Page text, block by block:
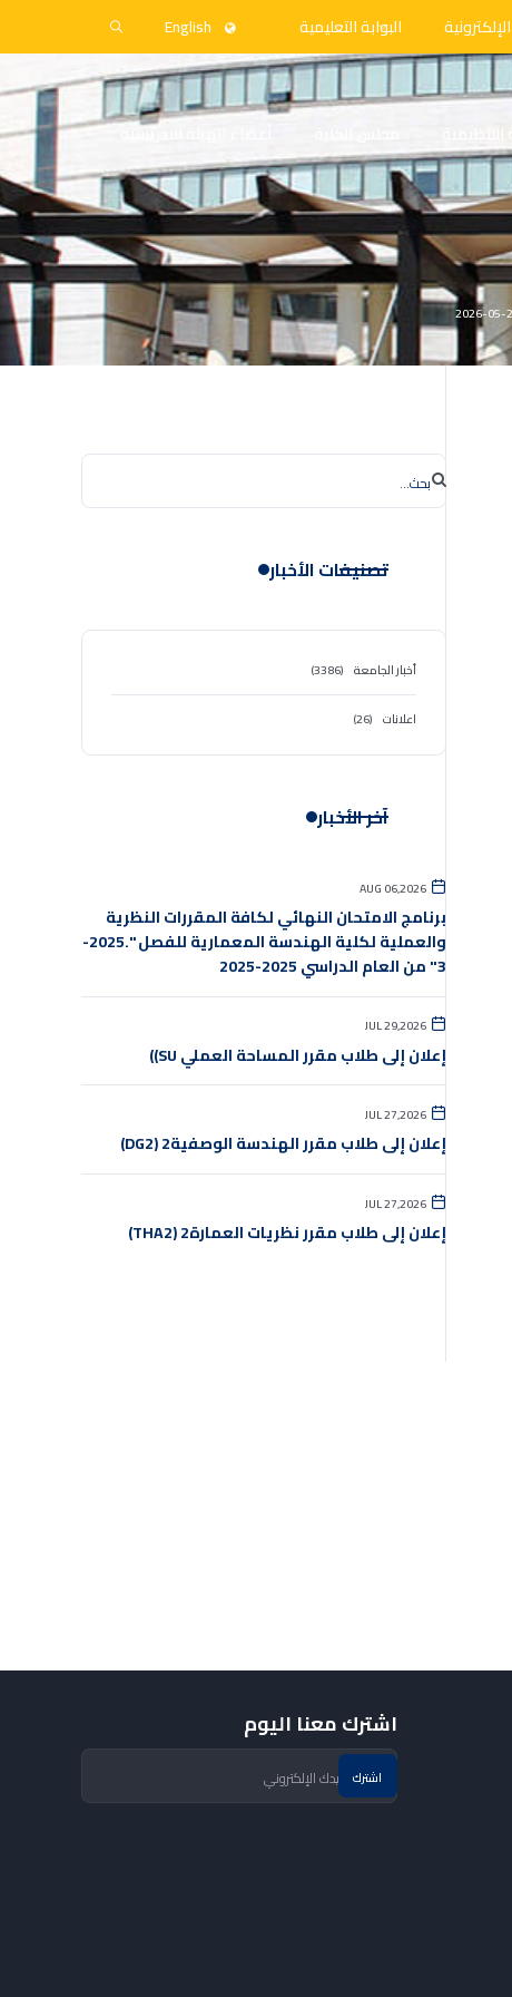
البوابة التعليمية English
أعضاء الهيئة التدريسية
تصنيفات الأخبار
أخبار الجامعة (3386)
اعلانات (26)
آخر الأخبار
AUG 06,2026
برنامج الامتحان النهائي لكافة المقررات النظرية
والعملية لكلية الهندسة المعمارية للفصل ".2025-
3" من العام الدراسي 2025-2025
JUL 29,2026
إعلان إلى طلاب مقرر المساحة العملي SU))
JUL 27,2026
إعلان إلى طلاب مقرر الهندسة الوصفية2 (DG2)
JUL 27,2026
إعلان إلى طلاب مقرر نظريات العمارة2 (THA2)
اشترك معنا اليوم